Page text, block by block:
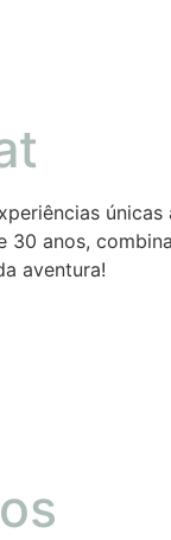
30 anos,
aventura!